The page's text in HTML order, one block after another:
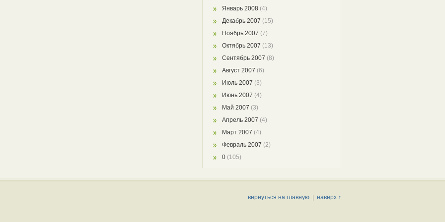
Январь 2008 (4)
Декабрь 2007 (15)
Ноябрь 2007 (7)
Октябрь 2007 (13)
Сентябрь 2007 (8)
Август 2007 (6)
Июль 2007 (3)
Июнь 2007 (4)
Май 2007 (3)
Апрель 2007 (4)
Март 2007 (4)
Февраль 2007 (2)
0 (105)
вернуться на главную| наверх ↑